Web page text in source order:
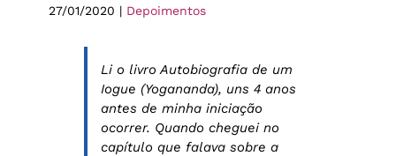
27/01/2020 | Depoimentos
Li o livro Autobiografia de um
Iogue (Yogananda), uns 4 anos
antes de minha iniciação
ocorrer. Quando cheguei no
capítulo que falava sobre a